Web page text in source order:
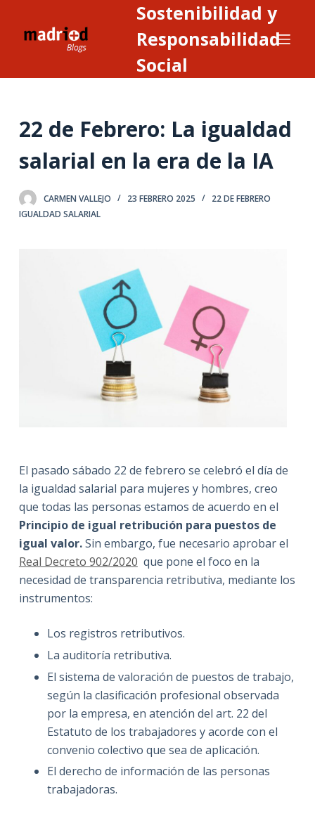
a
n
Sostenibilidad y
Responsabilidad
Social
22 de Febrero: La igualdad
salarial en la era de la IA
CARMEN VALLEJO 23 FEBRERO 2025
22 DE FEBRERO
IGUALDAD SALARIAL
El pasado sábado 22 de febrero se celebró el día de
la igualdad salarial para mujeres y hombres, creo
que todas las personas estamos de acuerdo en el
Principio de igual retribución para puestos de
igual valor.Sin embargo, fue necesario aprobar el
Real Decreto 902/2020 que pone el foco en la
necesidad de transparencia retributiva, mediante los
instrumentos:
Los registros retributivos.
La auditoría retributiva.
El sistema de valoración de puestos de trabajo,
según la clasificación profesional observada
por la empresa, en atención del art. 22 del
Estatuto de los trabajadores y acorde con el
convenio colectivo que sea de aplicación.
El derecho de información de las personas
trabajadoras.